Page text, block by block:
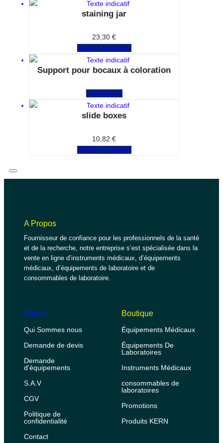
staining jar
23,30 €
Ajouter au panier
Support pour bocaux à coloration
Lire la suite
slide boxes
10,82 €
Ajouter au panier
A Propos
Fournisseur de confiance pour les professionnels de la santé
et de la recherche, notre entreprise s’est spécialisée dans la
vente en ligne d’instruments médicaux, d’équipements
médicaux, d’équipements de laboratoire et de
consommables de laboratoire.
Pages
Qui Sommes nous
Demande de devis
Demande
d'équipements
S.A.V
CGV
Politique de
confidentialité
Contact
Boutique
Équipements Médicaux
Équipements De
Laboratoires
Instruments Médicaux
consommables de
laboratoires
Promotions
Produits KERN